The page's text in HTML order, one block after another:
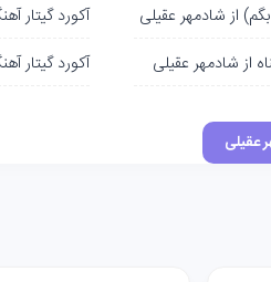
از شادمهر عقیلی
از شادمهر عقیلی
آکورد گیتار
آکورد گیتار
عقیلی